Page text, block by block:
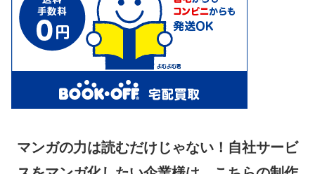
マンガの力は読むだけじゃない！自社サービ